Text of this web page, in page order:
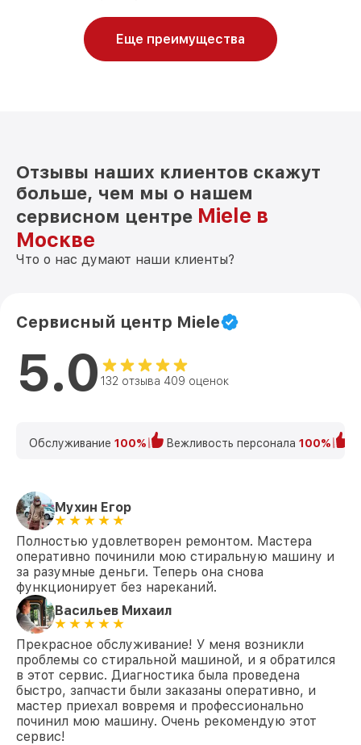
Еще преимущества
Отзывы наших клиентов скажут
больше, чем мы о нашем
сервисном центре Miele в
Москве
Что о нас думают наши клиенты?
Сервисный центр Miele
5.0 132 отзыва 409 оценок
Обслуживание 100% Вежливость персонала 100%
Мухин Егор
Полностью удовлетворен ремонтом. Мастера
оперативно починили мою стиральную машину и
за разумные деньги. Теперь она снова
функционирует без нареканий.
Васильев Михаил
Прекрасное обслуживание! У меня возникли
проблемы со стиральной машиной, и я обратился
в этот сервис. Диагностика была проведена
быстро, запчасти были заказаны оперативно, и
мастер приехал вовремя и профессионально
починил мою машину. Очень рекомендую этот
сервис!